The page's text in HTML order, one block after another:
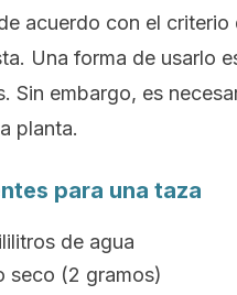
acuerdo con el criterio
Una forma de usarlo
Sin embargo, es
planta.
para una taza
de agua
seco (2 gramos)